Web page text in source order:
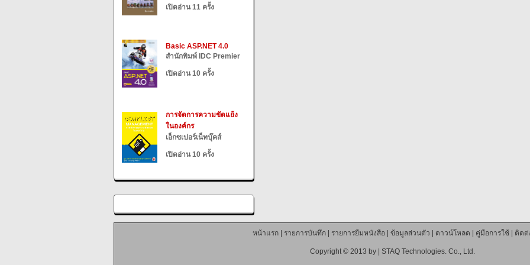
เปิดอ่าน 11 ครั้ง
Basic ASP.NET 4.0
สำนักพิมพ์ IDC Premier
เปิดอ่าน 10 ครั้ง
การจัดการความขัดแย้ง
ในองค์กร
เอ็กซเปอร์เน็ทบุ๊คส์
เปิดอ่าน 10 ครั้ง
หน้าแรก| รายการบันทึก| รายการยืมหนังสือ ข้อมูลส่วนตัว ดาวน์โหลด คู่มือการใช้| ติดต่
Copyright © 2013 by | STAQ Technologies. Co., Ltd.